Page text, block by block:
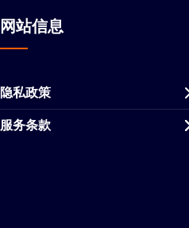
网站信息
隐私政策
服务条款